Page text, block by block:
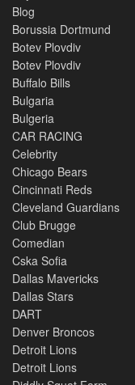
Blog
Borussia Dortmund
Botev Plovdiv
Botev Plovdiv
Buffalo Bills
Bulgaria
Bulgeria
CAR RACING
Celebrity
Chicago Bears
Cincinnati Reds
Cleveland Guardians
Club Brugge
Comedian
Cska Sofia
Dallas Mavericks
Dallas Stars
DART
Denver Broncos
Detroit Lions
Detroit Lions